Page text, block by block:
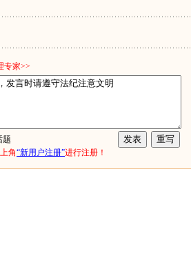
专家>>
题
角“新用户注册”进行注册！